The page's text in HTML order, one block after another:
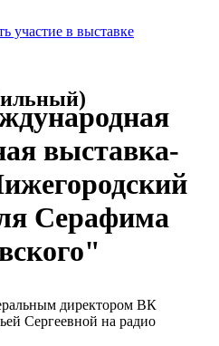
участие в выставке
выставка-
Серафима
директором ВК
Сергеевной на радио